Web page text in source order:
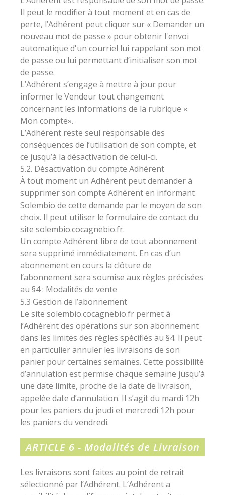
Il peut le modifier à tout moment et en cas de
perte, l’Adhérent peut cliquer sur « Demander un
nouveau mot de passe » pour obtenir l'envoi
automatique d'un courriel lui rappelant son mot
de passe ou lui permettant d’initialiser son mot
de passe.
L’Adhérent s’engage à mettre à jour pour
informer le Vendeur tout changement
concernant les informations de la rubrique «
Mon compte».
L’Adhérent reste seul responsable des
conséquences de l’utilisation de son compte, et
ce jusqu’à la désactivation de celui-ci.
5.2. Désactivation du compte Adhérent
À tout moment un Adhérent peut demander à
supprimer son compte Adhérent en informant
Solembio de cette demande par le moyen de son
choix. Il peut utiliser le formulaire de contact du
site solembio.cocagnebio.fr.
Un compte Adhérent libre de tout abonnement
sera supprimé immédiatement. En cas d’un
abonnement en cours la clôture de
l’abonnement sera soumise aux règles précisées
au §4 : Modalités de vente
5.3 Gestion de l’abonnement
Le site solembio.cocagnebio.fr permet à
l’Adhérent des opérations sur son abonnement
dans les limites des règles spécifiés au §4. Il peut
en particulier annuler les livraisons de son
panier pour certaines semaines. Cette possibilité
d’annulation est permise chaque semaine jusqu’à
une date limite, proche de la date de livraison,
appelée date d’annulation. Il s’agit du mardi 12h
pour les paniers du jeudi et mercredi 12h pour
les paniers du vendredi.
ARTICLE 6 - Modalités de Livraison
Les livraisons sont faites au point de retrait
sélectionné par l’Adhérent. L’Adhérent a